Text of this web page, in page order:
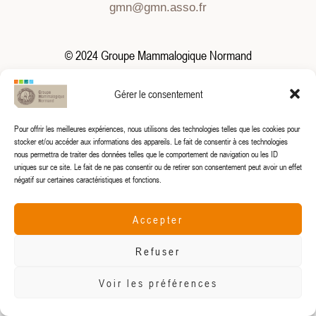
Gérer le consentement
Pour offrir les meilleures expériences, nous utilisons des technologies telles que les cookies pour
stocker et/ou accéder aux informations des appareils. Le fait de consentir à ces technologies
nous permettra de traiter des données telles que le comportement de navigation ou les ID
uniques sur ce site. Le fait de ne pas consentir ou de retirer son consentement peut avoir un effet
négatif sur certaines caractéristiques et fonctions.
Accepter
Refuser
Voir les préférences
gmn@gmn.asso.fr
© 2024 Groupe Mammalogique Normand